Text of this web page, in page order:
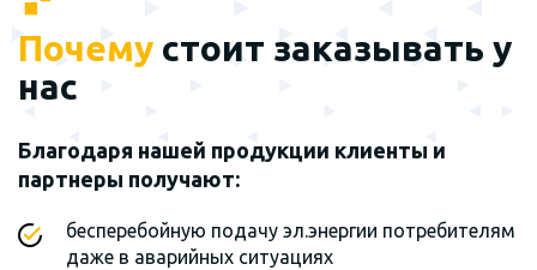
Почему стоит заказывать у
нас
Благодаря нашей продукции клиенты и
партнеры получают:
бесперебойную подачу эл.энергии потребителям
даже в аварийных ситуациях